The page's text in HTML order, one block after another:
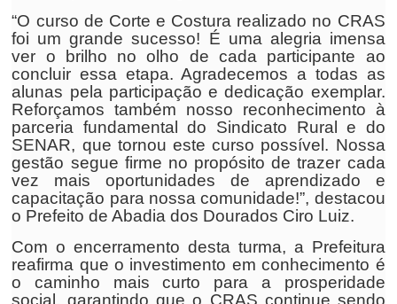
“O curso de Corte e Costura realizado no CRAS
foi um grande sucesso! É uma alegria imensa
ver o brilho no olho de cada participante ao
concluir essa etapa. Agradecemos a todas as
alunas pela participação e dedicação exemplar.
Reforçamos também nosso reconhecimento à
parceria fundamental do Sindicato Rural e do
SENAR, que tornou este curso possível. Nossa
gestão segue firme no propósito de trazer cada
vez mais oportunidades de aprendizado e
capacitação para nossa comunidade!”, destacou
o Prefeito de Abadia dos Dourados Ciro Luiz.
Com o encerramento desta turma, a Prefeitura
reafirma que o investimento em conhecimento é
o caminho mais curto para a prosperidade
social, garantindo que o CRAS continue sendo